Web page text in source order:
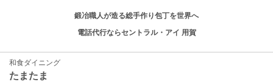
鍛冶職人が造る総手作り包丁を世界へ
電話代行ならセントラル・アイ 用賀
和食ダイニング
たまたま